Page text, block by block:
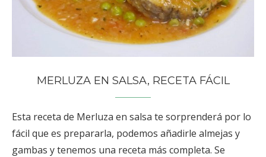
MERLUZA EN SALSA, RECETA FÁCIL
Esta receta de Merluza en salsa te sorprenderá por lo
fácil que es prepararla, podemos añadirle almejas y
gambas y tenemos una receta más completa. Se